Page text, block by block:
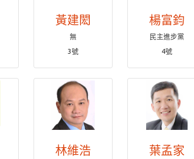
黃建閎
無
3號
楊富鈞
民主進步黨
4號
林維浩 葉孟家